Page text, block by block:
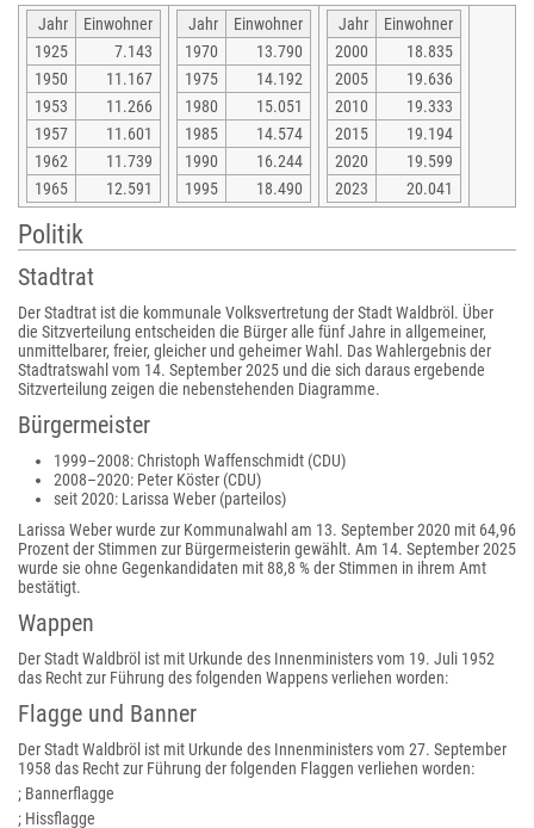
Jahr
Einwohner
1925
7.143
1950
11.167
1953
11.266
1957
11.601
1962
11.739
1965
12.591
Jahr
Einwohner
1970
13.790
1975
14.192
1980
15.051
1985
14.574
1990
16.244
1995
18.490
Jahr
Einwohner
2000
18.835
2005
19.636
2010
19.333
2015
19.194
2020
19.599
2023
20.041
Politik
Stadtrat
Der Stadtrat ist die kommunale Volksvertretung der Stadt Waldbröl. Über
die Sitzverteilung entscheiden die Bürger alle fünf Jahre in allgemeiner,
unmittelbarer, freier, gleicher und geheimer Wahl. Das Wahlergebnis der
Stadtratswahl vom 14. September 2025 und die sich daraus ergebende
Sitzverteilung zeigen die nebenstehenden Diagramme.
Bürgermeister
1999–2008: Christoph Waffenschmidt (CDU)
2008–2020: Peter Köster (CDU)
seit 2020: Larissa Weber (parteilos)
Larissa Weber wurde zur Kommunalwahl am 13. September 2020 mit 64,96
Prozent der Stimmen zur Bürgermeisterin gewählt. Am 14. September 2025
wurde sie ohne Gegenkandidaten mit 88,8 % der Stimmen in ihrem Amt
bestätigt.
Wappen
Der Stadt Waldbröl ist mit Urkunde des Innenministers vom 19. Juli 1952
das Recht zur Führung des folgenden Wappens verliehen worden:
Flagge und Banner
Der Stadt Waldbröl ist mit Urkunde des Innenministers vom 27. September
1958 das Recht zur Führung der folgenden Flaggen verliehen worden:
; Bannerflagge
; Hissflagge